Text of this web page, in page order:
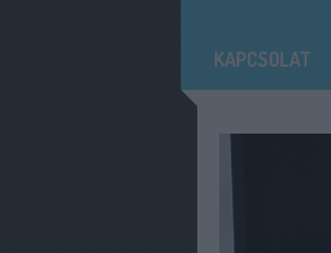
KAPCSOLAT